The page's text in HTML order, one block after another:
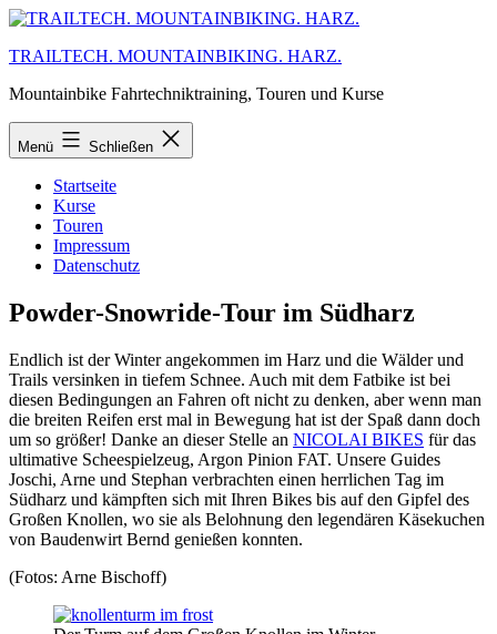
Zum
springen
TRAILTECH. MOUNTAINBIKING. HARZ.
Mountainbike Fahrtechniktraining, Touren und Kurse
Menü Schließen
Startseite
Kurse
Touren
Impressum
Datenschutz
Powder-Snowride-Tour im Südharz
Endlich ist der Winter angekommen im Harz und die Wälder und
Trails versinken in tiefem Schnee. Auch mit dem Fatbike ist bei
diesen Bedingungen an Fahren oft nicht zu denken, aber wenn man
die breiten Reifen erst mal in Bewegung hat ist der Spaß dann doch
um so größer! Danke an dieser Stelle an NICOLAI BIKES für das
ultimative Scheespielzeug, Argon Pinion FAT. Unsere Guides
Joschi, Arne und Stephan verbrachten einen herrlichen Tag im
Südharz und kämpften sich mit Ihren Bikes bis auf den Gipfel des
Großen Knollen, wo sie als Belohnung den legendären Käsekuchen
von Baudenwirt Bernd genießen konnten.
(Fotos: Arne Bischoff)